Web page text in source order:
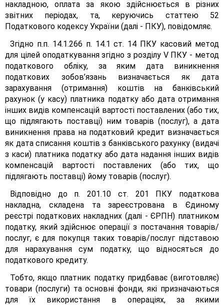
накладною, оплата за якою здійснюється в різних
звітних періодах, та, керуючись статтею 52
Податкового кодексу України (далі - ПКУ), повідомляє.
Згідно п.п. 14.1.266 п. 14.1 ст. 14 ПКУ касовий метод
для цілей оподаткування згідно з розділу V ПКУ - метод
податкового обліку, за яким дата виникнення
податкових зобов’язань визначається як дата
зарахування (отримання) коштів на банківський
рахунок (у касу) платника податку або дата отримання
інших видів компенсацій вартості поставлених (або тих,
що підлягають поставці) ним товарів (послуг), а дата
виникнення права на податковий кредит визначається
як дата списання коштів з банківського рахунку (видачі
з каси) платника податку або дата надання інших видів
компенсацій вартості поставлених (або тих, що
підлягають поставці) йому товарів (послуг).
Відповідно до п. 201.10 ст. 201 ПКУ податкова
накладна, складена та зареєстрована в Єдиному
реєстрі податкових накладних (далі - ЄРПН) платником
податку, який здійснює операції з постачання товарів/
послуг, є для покупця таких товарів/послуг підставою
для нарахування сум податку, що відносяться до
податкового кредиту.
Тобто, якщо платник податку придбаває (виготовляє)
товари (послуги) та основні фонди, які призначаються
для їх використання в операціях, за якими